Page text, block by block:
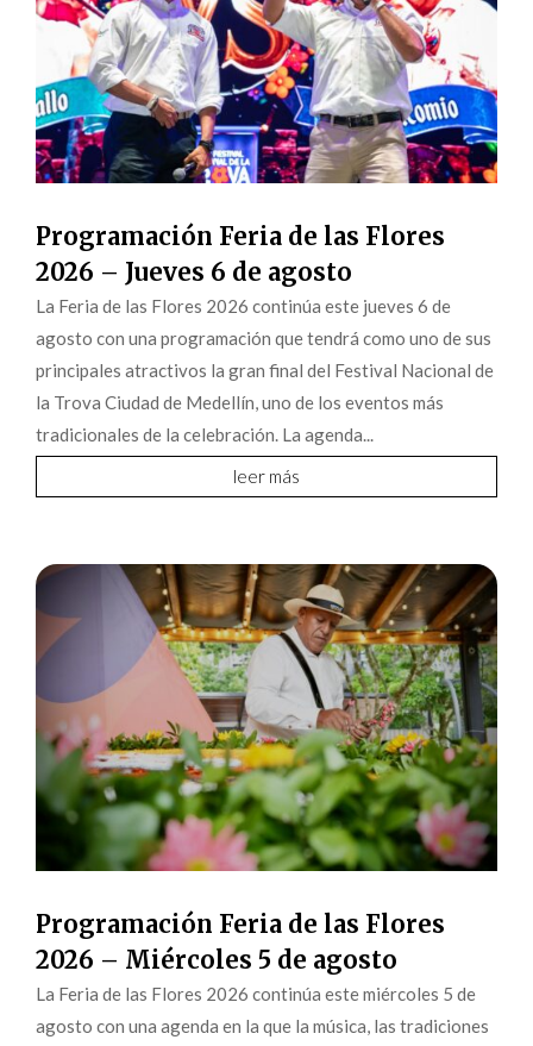
Programación Feria de las Flores
2026 – Jueves 6 de agosto
La Feria de las Flores 2026 continúa este jueves 6 de
agosto con una programación que tendrá como uno de sus
principales atractivos la gran final del Festival Nacional de
la Trova Ciudad de Medellín, uno de los eventos más
tradicionales de la celebración. La agenda...
leer más
Programación Feria de las Flores
2026 – Miércoles 5 de agosto
La Feria de las Flores 2026 continúa este miércoles 5 de
agosto con una agenda en la que la música, las tradiciones